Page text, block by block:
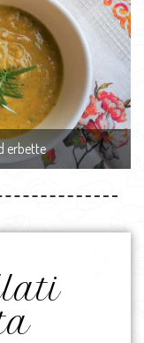
erbette